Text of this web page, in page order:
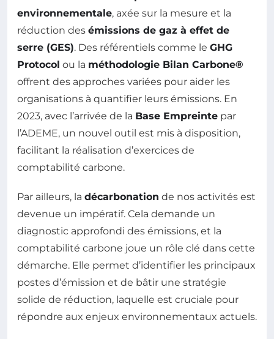
environnementale, axée sur la mesure et la
réduction des émissions de gaz à effet de
serre (GES). Des référentiels comme le GHG
Protocol ou la méthodologie Bilan Carbone®
offrent des approches variées pour aider les
organisations à quantifier leurs émissions. En
2023, avec l’arrivée de la Base Empreinte par
l’ADEME, un nouvel outil est mis à disposition,
facilitant la réalisation d’exercices de
comptabilité carbone.
Par ailleurs, la décarbonation de nos activités est
devenue un impératif. Cela demande un
diagnostic approfondi des émissions, et la
comptabilité carbone joue un rôle clé dans cette
démarche. Elle permet d’identifier les principaux
postes d’émission et de bâtir une stratégie
solide de réduction, laquelle est cruciale pour
répondre aux enjeux environnementaux actuels.